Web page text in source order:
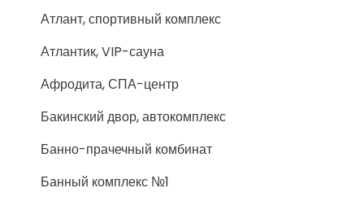
Атлант, спортивный комплекс
Атлантик, VIP-сауна
Афродита, СПА-центр
Бакинский двор, автокомплекс
Банно-прачечный комбинат
Банный комплекс №1